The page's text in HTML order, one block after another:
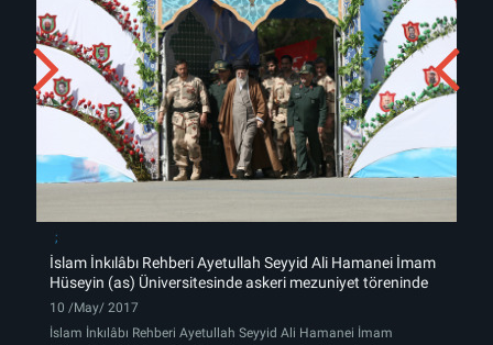
İslam İnkılâbı Rehberi Ayetullah Seyyid Ali Hamanei İmam
Hüseyin (as) Üniversitesinde askeri mezuniyet töreninde
10 /May/ 2017
İslam İnkılâbı Rehberi Ayetullah Seyyid Ali Hamanei İmam